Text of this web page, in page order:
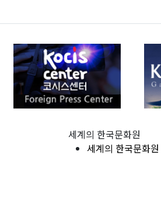
세계의 한국문화원
세계의 한국문화원